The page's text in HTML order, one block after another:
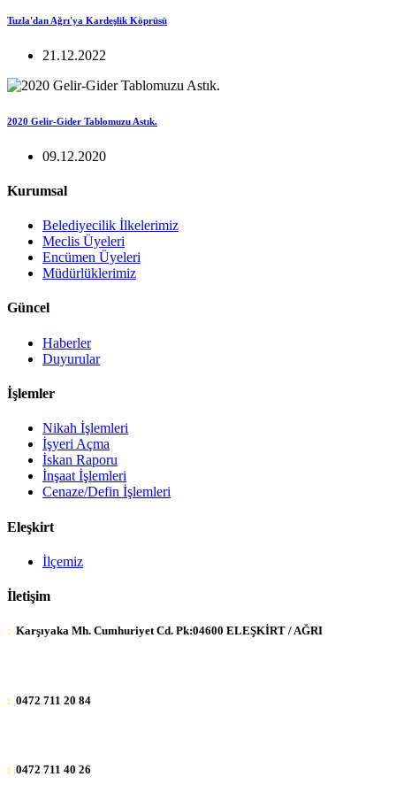
Tuzla'dan Ağrı'ya Kardeşlik Köprüsü
21.12.2022
2020 Gelir-Gider Tablomuzu Astık.
09.12.2020
Kurumsal
Belediyecilik İlkelerimiz
Meclis Üyeleri
Encümen Üyeleri
Müdürlüklerimiz
Güncel
Haberler
Duyurular
İşlemler
Nikah İşlemleri
İşyeri Açma
İskan Raporu
İnşaat İşlemleri
Cenaze/Defin İşlemleri
Eleşkirt
İlçemiz
İletişim
: Karşıyaka Mh. Cumhuriyet Cd. Pk:04600 ELEŞKİRT / AĞRI
: 0472 711 20 84
: 0472 711 40 26